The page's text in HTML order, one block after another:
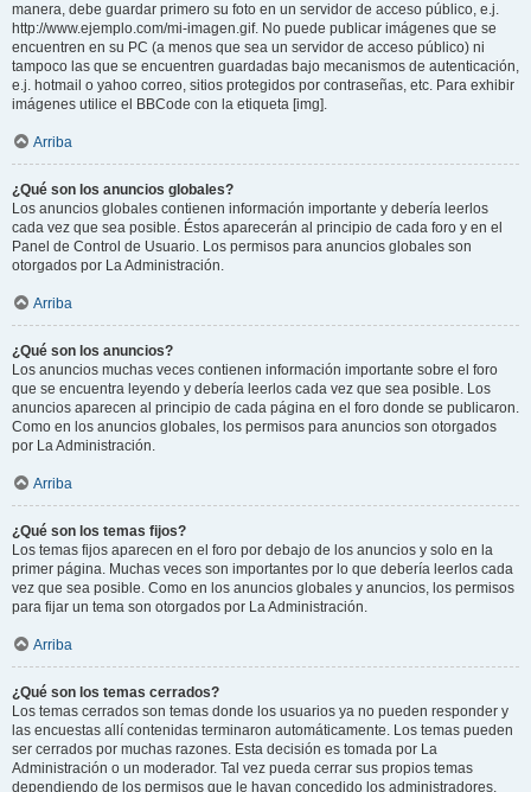
manera, debe guardar primero su foto en un servidor de acceso público, e.j.
http://www.ejemplo.com/mi-imagen.gif. No puede publicar imágenes que se
encuentren en su PC (a menos que sea un servidor de acceso público) ni
tampoco las que se encuentren guardadas bajo mecanismos de autenticación,
e.j. hotmail o yahoo correo, sitios protegidos por contraseñas, etc. Para exhibir
imágenes utilice el BBCode con la etiqueta [img].
Arriba
¿Qué son los anuncios globales?
Los anuncios globales contienen información importante y debería leerlos
cada vez que sea posible. Éstos aparecerán al principio de cada foro y en el
Panel de Control de Usuario. Los permisos para anuncios globales son
otorgados por La Administración.
Arriba
¿Qué son los anuncios?
Los anuncios muchas veces contienen información importante sobre el foro
que se encuentra leyendo y debería leerlos cada vez que sea posible. Los
anuncios aparecen al principio de cada página en el foro donde se publicaron.
Como en los anuncios globales, los permisos para anuncios son otorgados
por La Administración.
Arriba
¿Qué son los temas fijos?
Los temas fijos aparecen en el foro por debajo de los anuncios y solo en la
primer página. Muchas veces son importantes por lo que debería leerlos cada
vez que sea posible. Como en los anuncios globales y anuncios, los permisos
para fijar un tema son otorgados por La Administración.
Arriba
¿Qué son los temas cerrados?
Los temas cerrados son temas donde los usuarios ya no pueden responder y
las encuestas allí contenidas terminaron automáticamente. Los temas pueden
ser cerrados por muchas razones. Esta decisión es tomada por La
Administración o un moderador. Tal vez pueda cerrar sus propios temas
dependiendo de los permisos que le hayan concedido los administradores.